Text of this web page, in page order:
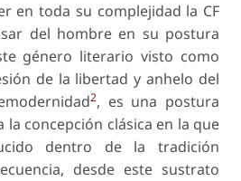
en toda su complejidad la CF
del hombre en su postura
género literario visto como
de la libertad y anhelo del
2, es una postura
la concepción clásica en la que
dentro de la tradición
desde este sustrato